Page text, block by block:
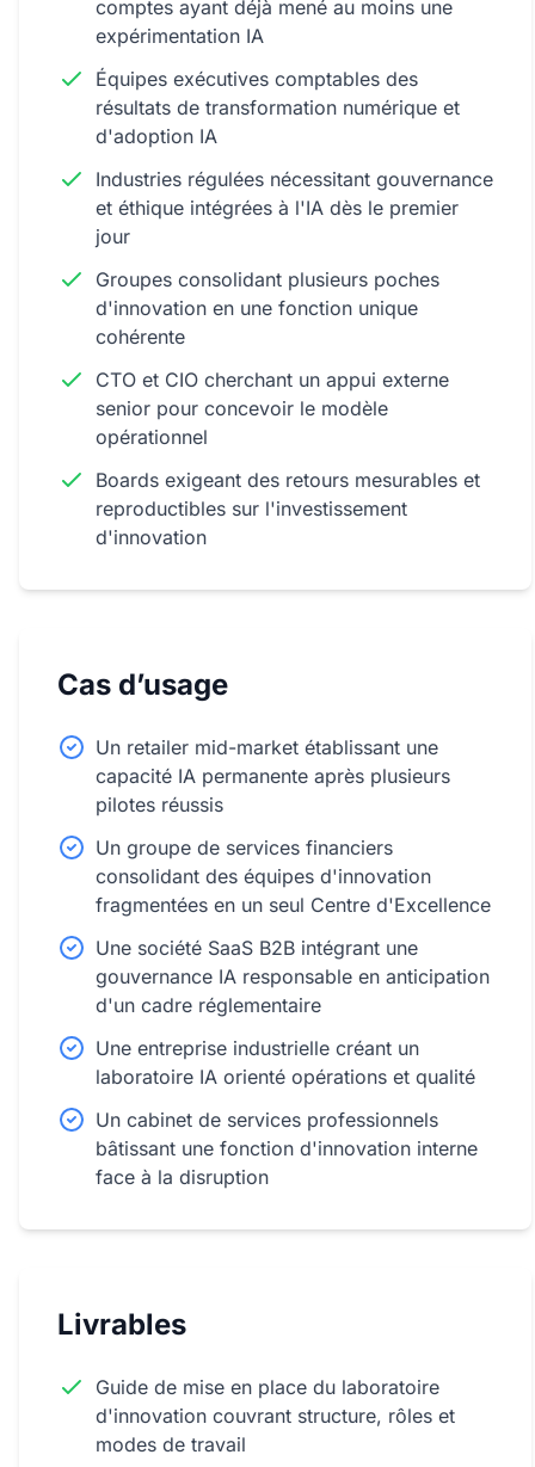
comptes ayant déjà mené au moins une
expérimentation IA
Équipes exécutives comptables des
résultats de transformation numérique et
d'adoption IA
Industries régulées nécessitant gouvernance
et éthique intégrées à l'IA dès le premier
jour
Groupes consolidant plusieurs poches
d'innovation en une fonction unique
cohérente
CTO et CIO cherchant un appui externe
senior pour concevoir le modèle
opérationnel
Boards exigeant des retours mesurables et
reproductibles sur l'investissement
d'innovation
Cas d’usage
Un retailer mid-market établissant une
capacité IA permanente après plusieurs
pilotes réussis
Un groupe de services financiers
consolidant des équipes d'innovation
fragmentées en un seul Centre d'Excellence
Une société SaaS B2B intégrant une
gouvernance IA responsable en anticipation
d'un cadre réglementaire
Une entreprise industrielle créant un
laboratoire IA orienté opérations et qualité
Un cabinet de services professionnels
bâtissant une fonction d'innovation interne
face à la disruption
Livrables
Guide de mise en place du laboratoire
d'innovation couvrant structure, rôles et
modes de travail